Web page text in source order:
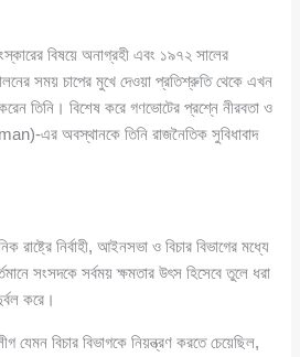
বিষয়ে অনাগ্রহী এবং ১৯৭২ সালের
সময় চাপের মুখে দেওয়া প্রতিশ্রুতি থেকে এখন
তিনি। বিশেষ করে গণভোটের প্রশ্নে নীরবতা ও
এর অবস্থানকে তিনি রাজনৈতিক সুবিধাবাদ
নির্বাহী, আইনসভা ও বিচার বিভাগের মধ্যে
সংসদকে সর্বময় ক্ষমতার উৎস হিসেবে তুলে ধরা
করে।
যেমন বিচার বিভাগকে নিয়ন্ত্রণ করতে চেয়েছিল,